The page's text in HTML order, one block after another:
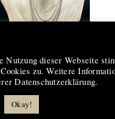
Schlangenkette
Edelstahl 1,5
mm
€12,90
Nutzung dieser Webseite
zu. Weitere
Datenschutzerklärung.
Okay!